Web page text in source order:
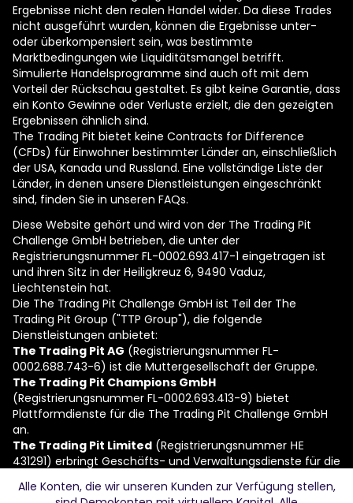
Ergebnisse nicht den realen Handel wider. Da diese Trades
nicht ausgeführt wurden, können die Ergebnisse unter-
oder überkompensiert sein, was bestimmte
Marktbedingungen wie Liquiditätsmangel betrifft.
Simulierte Handelsprogramme sind auch oft mit dem
Vorteil der Rückschau gestaltet. Es gibt keine Garantie, dass
ein Konto Gewinne oder Verluste erzielt, die den gezeigten
Ergebnissen ähnlich sind.
The Trading Pit bietet keine Contracts for Difference
(CFDs) für Einwohner bestimmter Länder an, einschließlich
der USA, Kanada und Russland. Eine vollständige Liste der
Länder, in denen unsere Dienstleistungen eingeschränkt
sind, finden Sie in unseren FAQs.
Diese Website gehört und wird von der The Trading Pit
Challenge GmbH betrieben, die unter der
Registrierungsnummer FL-0002.693.417-1 eingetragen ist
und ihren Sitz in der Heiligkreuz 6, 9490 Vaduz,
Liechtenstein hat.
Die The Trading Pit Challenge GmbH ist Teil der The
Trading Pit Group ("TTP Group"), die folgende
Dienstleistungen anbietet:
The Trading Pit AG (Registrierungsnummer FL-
0002.688.743-6) ist die Muttergesellschaft der Gruppe.
The Trading Pit Champions GmbH
(Registrierungsnummer FL-0002.693.413-9) bietet
Plattformdienste für die The Trading Pit Challenge GmbH
an.
The Trading Pit Limited (Registrierungsnummer ΗΕ
431291) erbringt Geschäfts- und Verwaltungsdienste für die
Alle Konten, die wir unseren Kunden zur Verfügung stellen,